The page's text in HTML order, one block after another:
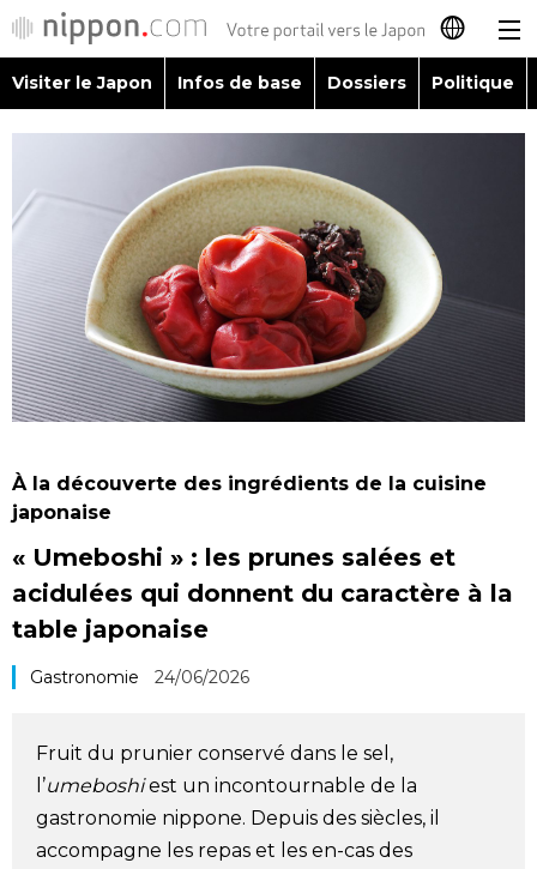
日本語
简体字
繁體字
Español
العربية
Visiter le Japon
Infos de base
Dossiers
Économie
Société
Culture
Le japonais
En plus
Visiter le Japon Infos de base Dossiers Politique
À la découverte des ingrédients de la cuisine
japonaise
« Umeboshi » : les prunes salées et
acidulées qui donnent du caractère à la
table japonaise
Gastronomie 24/06/2026
Fruit du prunier conservé dans le sel,
l’umeboshiest un incontournable de la
gastronomie nippone. Depuis des siècles, il
accompagne les repas et les en-cas des